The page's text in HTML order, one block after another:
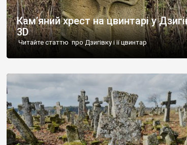
Кам’яний хрест на цвинтарі у
3D
Читайте статтю про Дзигівку і її цвинтар